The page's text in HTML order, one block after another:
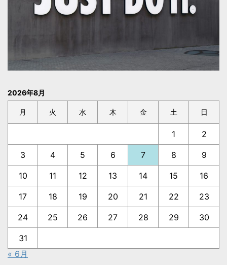
2026年8月
月 火 水 木 金 土 日
1 2
3 4 5 6 7 8 9
10 11 12 13 14 15 16
17 18 19 20 21 22 23
24 25 26 27 28 29 30
31
« 6月